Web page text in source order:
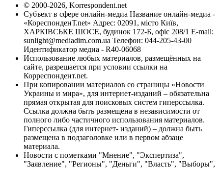
© 2000-2026, Korrespondent.net
Субъект в сфере онлайн-медиа Название онлайн-медиа -
«КореспонденТ.net» Адрес: 02091, місто Київ,
ХАРКІВСЬКЕ ШОСЕ, будинок 172-Б, офіс 208/1 E-mail:
sunlight@mediadim.com.ua Телефон: 044-205-43-00
Идентификатор медиа - R40-06068
Использование любых материалов, размещённых на
сайте, разрешается при условии ссылки на
Корреспондент.net.
При копировании материалов со страницы «Новости
Украины и мира», для интернет-изданий – обязательна
прямая открытая для поисковых систем гиперссылка.
Ссылка должна быть размещена в независимости от
полного либо частичного использования материалов.
Гиперссылка (для интернет- изданий) – должна быть
размещена в подзаголовке или в первом абзаце
материала.
Новости с пометками "Мнение", "Экспертиза",
"Заявление", "Регионы", "Деньги", "Власть", "Выборы",